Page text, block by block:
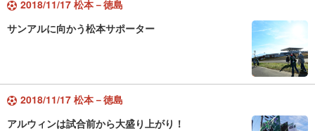
2018/11/17 松本－徳島
サンアルに向かう松本サポーター
2018/11/17 松本－徳島
アルウィンは試合前から大盛り上がり！